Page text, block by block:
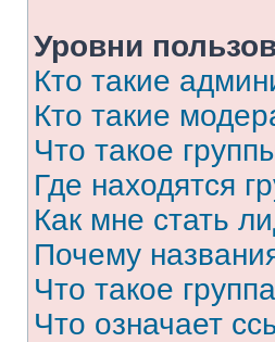
Уровни
Кто такие
Кто такие
Что такое
Где находятся
Как мне стать
Почему
Что такое
Что означает